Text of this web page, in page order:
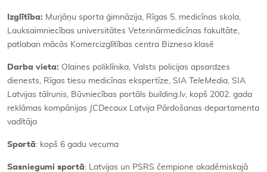
Izglītība: Murjāņu sporta ģimnāzija, Rīgas 5. medicīnas skola,
Lauksaimniecības universitātes Veterinārmedicīnas fakultāte,
patlaban mācās Komercizglītības centra Biznesa klasē
Darba vieta: Olaines poliklīnika, Valsts policijas apsardzes
dienests, Rīgas tiesu medicīnas ekspertīze, SIA TeleMedia, SIA
Latvijas tālrunis, Būvniecības portāls building.lv, kopš 2002. gada
reklāmas kompānijas JCDecaux Latvija Pārdošanas departamenta
vadītāja
Sportā: kopš 6 gadu vecuma
Sasniegumi sportā: Latvijas un PSRS čempione akadēmiskajā